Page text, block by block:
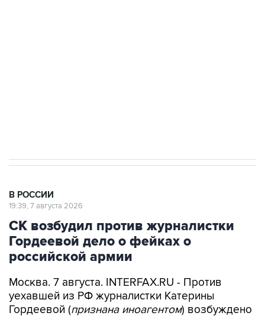
В РОССИИ
19:39, 7 августа 2026
СК возбудил против журналистки
Гордеевой дело о фейках о
российской армии
Москва. 7 августа. INTERFAX.RU - Против
уехавшей из РФ журналистки Катерины
Гордеевой (признана иноагентом) возбуждено